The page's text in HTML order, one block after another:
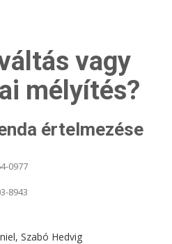
vagy
mélyítés?
értelmezése
0977
8943
Szabó Hedvig